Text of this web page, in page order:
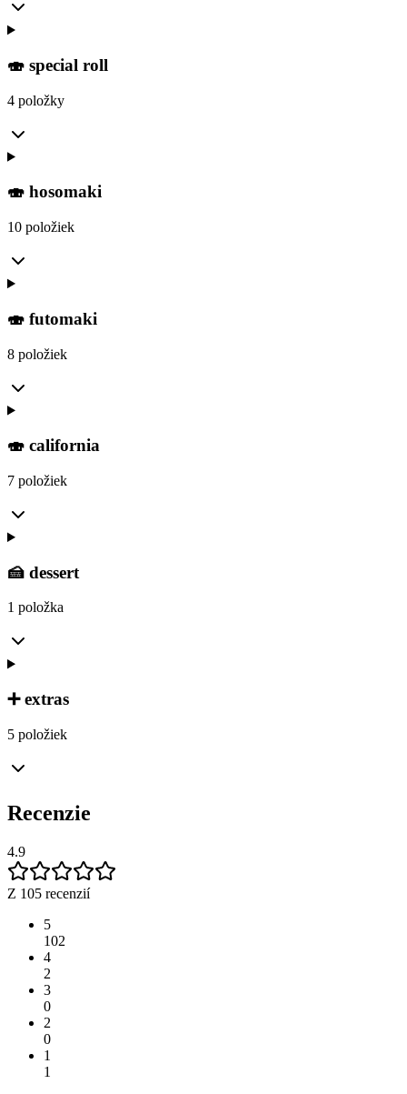
🍣 special roll
4 položky
🍣 hosomaki
10 položiek
🍣 futomaki
8 položiek
🍣 california
7 položiek
🍰 dessert
1 položka
➕ extras
5 položiek
Recenzie
4.9
Z 105 recenzií
5
102
4
2
3
0
2
0
1
1